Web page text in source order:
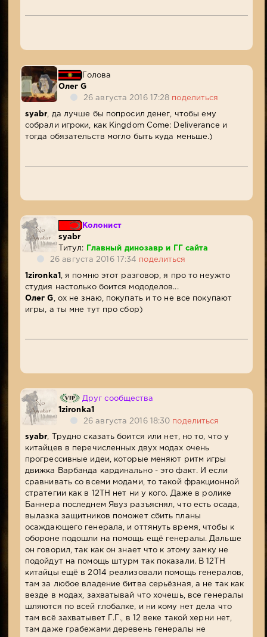
Голова
Олег G
26 августа 2016 17:28 поделиться
syabr , да лучше бы попросил денег, чтобы ему
собрали игроки, как Kingdom Come: Deliverance и
тогда обязательств могло быть куда меньше.)
Колонист
syabr
Титул:
Главный динозавр и ГГ сайта
26 августа 2016 17:34 поделиться
1zironka1
, я помню этот разговор, я про то неужто
студия настолько боится мододелов...
Олег G , ох не знаю, покупать и то не все покупают
игры, а ты мне тут про сбор)
Друг сообщества
1zironka1
26 августа 2016 18:30 поделиться
syabr, Трудно сказать боится или нет, но то, что у
китайцев в перечисленных двух модах очень
прогрессивные идеи, которые меняют ритм игры
движка Варбанда кардинально - это факт. И если
сравнивать со всеми модами, то такой фракционной
стратегии как в 12TH нет ни у кого. Даже в ролике
Баннера последнем Явуз разъяснял, что есть осада,
вылазка защитников поможет сбить планы
осаждающего генерала, и оттянуть время, чтобы к
обороне подошли на помощь ещё генералы. Дальше
он говорил, так как он знает что к этому замку не
подойдут на помощь штурм так показали. В 12TH
китайцы ещё в 2014 реализовали помощь генералов,
там за любое владение битва серьёзная, а не так как
везде в модах, захватывай что хочешь, все генералы
шляются по всей глобалке, и ни кому нет дела что
там всё захватывет Г.Г., в 12 веке такой херни нет,
там даже грабежами деревень генералы не